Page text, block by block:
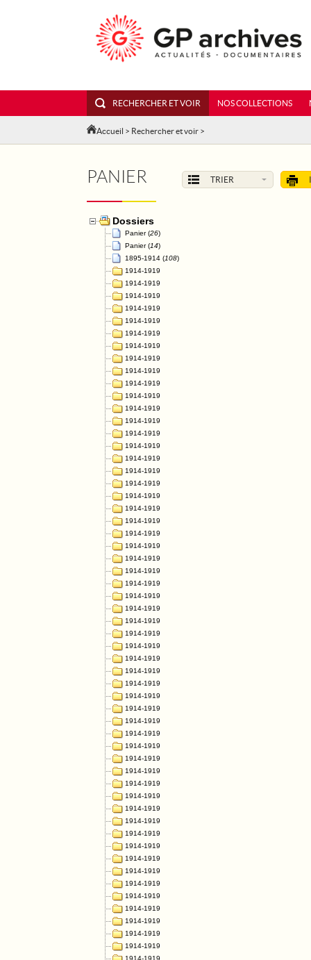
RECHERCHER ET VOIR NOS COLLECTIONS
Accueil > Rechercher et voir >
PANIER TRIER